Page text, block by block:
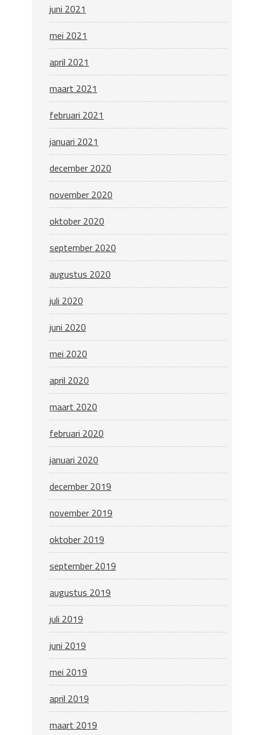
juni 2021
mei 2021
april 2021
maart 2021
februari 2021
januari 2021
december 2020
november 2020
oktober 2020
september 2020
augustus 2020
juli 2020
juni 2020
mei 2020
april 2020
maart 2020
februari 2020
januari 2020
december 2019
november 2019
oktober 2019
september 2019
augustus 2019
juli 2019
juni 2019
mei 2019
april 2019
maart 2019